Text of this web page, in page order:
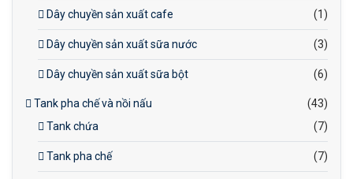
Dây chuyền sản xuất cafe (1)
Dây chuyền sản xuất sữa nước (3)
Dây chuyền sản xuất sữa bột (6)
Tank pha chế và nồi nấu
(43)
Tank chứa
(7)
Tank pha chế (7)